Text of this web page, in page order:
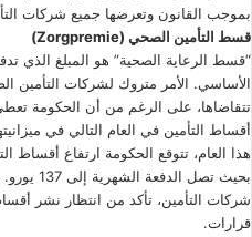
بموجب القانون وتعرضها جميع شركات
قسط التأمين الصحي (Zorgpremie)
“قسط الرعاية الصحية” هو المبلغ الذي
الأساسي. الأمر متروك لشركات التأمين
تتقاضاها، على الرغم من أن الحكومة
أقساط التأمين في العام التالي في
بحيث تصل
شركات التأمين، تأكد من انتظار نشر
قرارات.